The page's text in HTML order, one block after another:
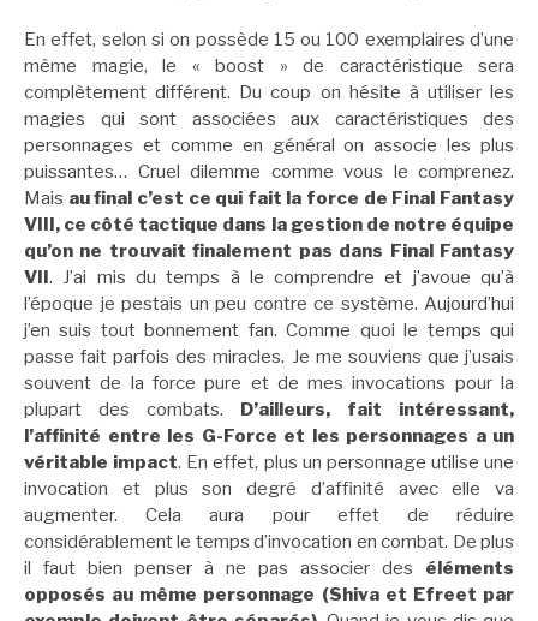
En effet, selon si on possède 15 ou 100 exemplaires d’une
même magie, le « boost » de caractéristique sera
complètement différent. Du coup on hésite à utiliser les
magies qui sont associées aux caractéristiques des
personnages et comme en général on associe les plus
puissantes… Cruel dilemme comme vous le comprenez.
Mais au final c’est ce qui fait la force de Final Fantasy
VIII, ce côté tactique dans la gestion de notre équipe
qu’on ne trouvait finalement pas dans Final Fantasy
VII . J’ai mis du temps à le comprendre et j’avoue qu’à
l’époque je pestais un peu contre ce système. Aujourd’hui
j’en suis tout bonnement fan. Comme quoi le temps qui
passe fait parfois des miracles. Je me souviens que j’usais
souvent de la force pure et de mes invocations pour la
plupart des combats.
D’ailleurs, fait intéressant,
l’affinité entre les G-Force et les personnages a un
véritable impact. En effet, plus un personnage utilise une
invocation et plus son degré d’affinité avec elle va
augmenter. Cela aura pour effet de réduire
considérablement le temps d’invocation en combat. De plus
il faut bien penser à ne pas associer des éléments
opposés au même personnage (Shiva et Efreet par